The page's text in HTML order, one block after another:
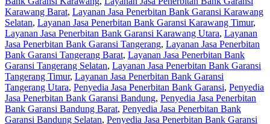
Karawang Barat, Layanan Jasa Penerbitan Bank Garansi Karawang
Selatan, Layanan Jasa Penerbitan Bank Garansi Karawang Timur,
Layanan Jasa Penerbitan Bank Garansi Karawang Utara, Layanan
Jasa Penerbitan Bank Garansi Tangerang, Layanan Jasa Penerbitan
Bank Garansi Tangerang Barat, Layanan Jasa Penerbitan Bank
Garansi Tangerang Selatan, Layanan Jasa Penerbitan Bank Garansi
Tangerang Timur, Layanan Jasa Penerbitan Bank Garansi
Tangerang Utara, Penyedia Jasa Penerbitan Bank Garansi, Penyedia
Jasa Penerbitan Bank Garansi Bandung, Penyedia Jasa Penerbitan
Bank Garansi Bandung Barat, Penyedia Jasa Penerbitan Bank
Garansi Bandung Selatan, Penyedia Jasa Penerbitan Bank Garansi